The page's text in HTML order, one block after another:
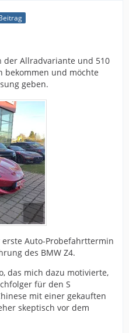
der Allradvariante und 510
bekommen und möchte
geben.
Auto-Probefahrttermin
des BMW Z4.
das mich dazu motivierte,
für den S
mit einer gekauften
skeptisch vor dem